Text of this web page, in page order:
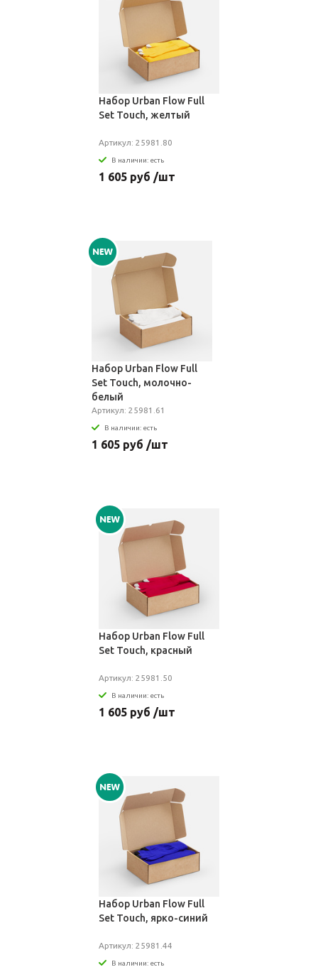
Набор Urban Flow Full
Set Touch, желтый
Артикул: 25981.80
В наличии: есть
1 605 руб /шт
Набор Urban Flow Full
Set Touch, молочно-
белый
Артикул: 25981.61
В наличии: есть
1 605 руб /шт
Набор Urban Flow Full
Set Touch, красный
Артикул: 25981.50
В наличии: есть
1 605 руб /шт
Набор Urban Flow Full
Set Touch, ярко-синий
Артикул: 25981.44
В наличии: есть